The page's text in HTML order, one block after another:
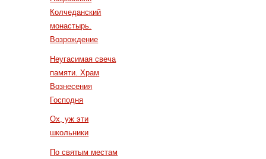
Колчеданский
монастырь.
Возрождение
Неугасимая свеча
памяти. Храм
Вознесения
Господня
Ох, уж эти
школьники
По святым местам